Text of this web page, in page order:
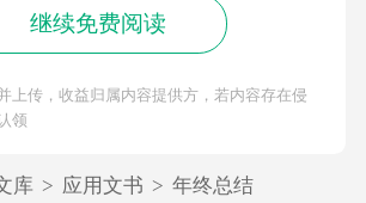
继续免费阅读
上传，收益归属内容提供方，若内容存在侵
领
库 > 应用文书 > 年终总结